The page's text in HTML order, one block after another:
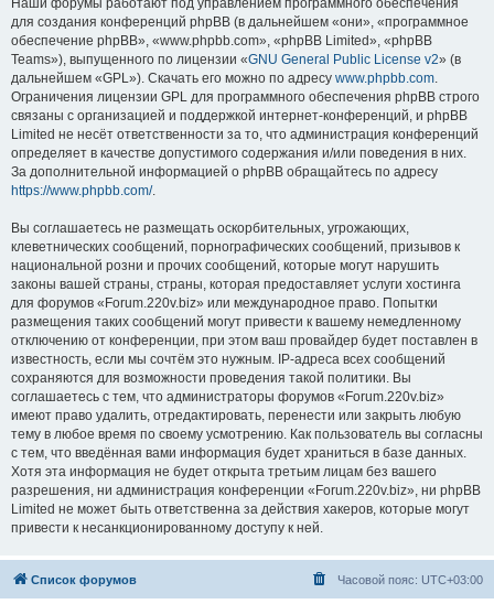
Наши форумы работают под управлением программного обеспечения
для создания конференций phpBB (в дальнейшем «они», «программное
обеспечение phpBB», «www.phpbb.com», «phpBB Limited», «phpBB
Teams»), выпущенного по лицензии «GNU General Public License v2» (в
дальнейшем «GPL»). Скачать его можно по адресу www.phpbb.com.
Ограничения лицензии GPL для программного обеспечения phpBB строго
связаны с организацией и поддержкой интернет-конференций, и phpBB
Limited не несёт ответственности за то, что администрация конференций
определяет в качестве допустимого содержания и/или поведения в них.
За дополнительной информацией о phpBB обращайтесь по адресу
https://www.phpbb.com/.
Вы соглашаетесь не размещать оскорбительных, угрожающих,
клеветнических сообщений, порнографических сообщений, призывов к
национальной розни и прочих сообщений, которые могут нарушить
законы вашей страны, страны, которая предоставляет услуги хостинга
для форумов «Forum.220v.biz» или международное право. Попытки
размещения таких сообщений могут привести к вашему немедленному
отключению от конференции, при этом ваш провайдер будет поставлен в
известность, если мы сочтём это нужным. IP-адреса всех сообщений
сохраняются для возможности проведения такой политики. Вы
соглашаетесь с тем, что администраторы форумов «Forum.220v.biz»
имеют право удалить, отредактировать, перенести или закрыть любую
тему в любое время по своему усмотрению. Как пользователь вы согласны
с тем, что введённая вами информация будет храниться в базе данных.
Хотя эта информация не будет открыта третьим лицам без вашего
разрешения, ни администрация конференции «Forum.220v.biz», ни phpBB
Limited не может быть ответственна за действия хакеров, которые могут
привести к несанкционированному доступу к ней.
Список форумов Часовой пояс: UTC+03:00